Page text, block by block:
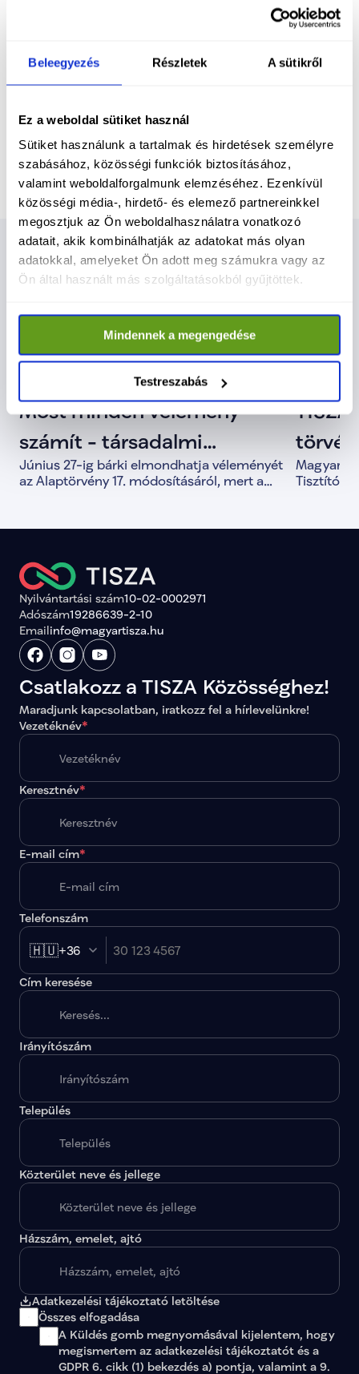
Beleegyezés Részletek A sütikről
Ez a weboldal sütiket használ
Sütiket használunk a tartalmak és hirdetések személyre
szabásához, közösségi funkciók biztosításához,
valamint weboldalforgalmunk elemzéséhez. Ezenkívül
közösségi média-, hirdető- és elemező partnereinkkel
megosztjuk az Ön weboldalhasználatra vonatkozó
adatait, akik kombinálhatják az adatokat más olyan
adatokkal, amelyeket Ön adott meg számukra vagy az
Ön által használt más szolgáltatásokból gyűjtöttek.
Mindennek a megengedése
Testreszabás
Orbán Viktor utoljára 2006-ban vitázott
vita, sőt, ezt a fajta diskurzust a Fidesz
teljesen kiirtotta a magyar közéletből.
Ideje tehát újraéleszteni ezt a fajta
demokratikus alapvetést.
Kapcsolódó cikkek
Most minden vélemény
számít - társadalmi
egyeztetés indult az
Június 27-ig bárki elmondhatja véleményét
az Alaptörvény 17. módosításáról, mert a
TISZA
Magyar
Nyilvántartási szám10-02-0002971
Adószám19286639-2-10
Emailinfo@magyartisza.hu
Csatlakozz a TISZA Közösséghez!
Maradjunk kapcsolatban, iratkozz fel a hírlevelünkre!
Vezetéknév*
Keresztnév*
E-mail cím*
Telefonszám
🇭🇺+36
Cím keresése
Irányítószám
Település
Közterület neve és jellege
Házszám, emelet, ajtó
Adatkezelési tájékoztató letöltése
Összes elfogadása
A Küldés gomb megnyomásával kijelentem, hogy
megismertem az adatkezelési tájékoztatót és a
GDPR 6. cikk (1) bekezdés a) pontja, valamint a 9.